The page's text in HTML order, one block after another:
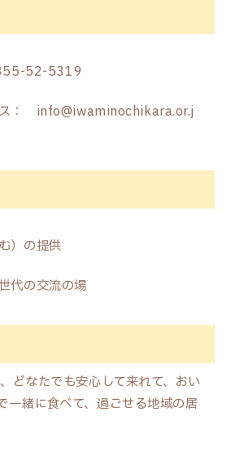
52-5319
ス： info@iwaminochikara.or.j
）の提供
代の交流の場
どなたでも安心して来れて、おい
一緒に食べて、過ごせる地域の居